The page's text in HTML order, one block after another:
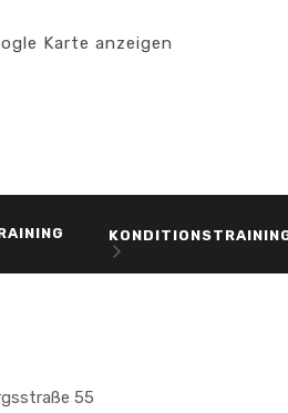
Karte anzeigen
55